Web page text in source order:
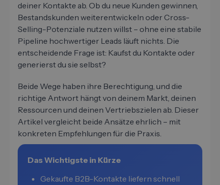
deiner Kontakte ab. Ob du neue Kunden gewinnen,
Bestandskunden weiterentwickeln oder Cross-
Selling-Potenziale nutzen willst – ohne eine stabile
Pipeline hochwertiger Leads läuft nichts. Die
entscheidende Frage ist: Kaufst du Kontakte oder
generierst du sie selbst?
Beide Wege haben ihre Berechtigung, und die
richtige Antwort hängt von deinem Markt, deinen
Ressourcen und deinen Vertriebszielen ab. Dieser
Artikel vergleicht beide Ansätze ehrlich – mit
konkreten Empfehlungen für die Praxis.
Das Wichtigste in Kürze
Gekaufte B2B-Kontakte liefern schnell